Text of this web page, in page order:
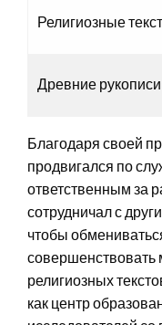
Религиозные
Древние рукописи
Благодаря своей
продвигался по
ответственным за
сотрудничал с
чтобы
совершенствовать
религиозных
как центр